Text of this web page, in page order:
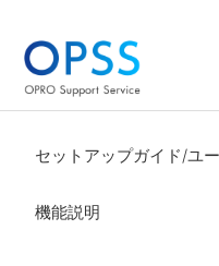
セットアップガイド/ユ
機能説明